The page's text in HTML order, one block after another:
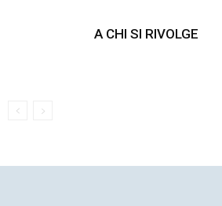
A CHI SI RIVOLGE